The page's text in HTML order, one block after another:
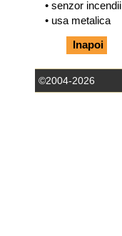
• senzor incendii
• usa metalica
Inapoi
©2004-2026